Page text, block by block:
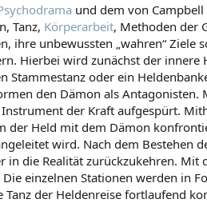
und dem von
Tanz, Körperarbeit, Methoden der
ihre unbewussten „wahren“ Ziele
Hierbei wird zunächst der
oder ein
den Dämon als
der Kraft aufgespürt.
der Held mit dem Dämon
wird. Nach dem Bestehen
die Realität zurückzukehren.
einzelnen Stationen werden in
Tanz der Heldenreise fortlaufend